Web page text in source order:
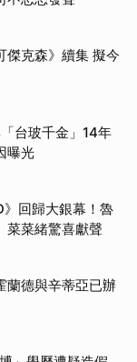
傑克森》續集 擬今
台玻千金」14年
曝光
》回歸大銀幕！魯
菜緒驚喜獻聲
蘭德與辛蒂亞已辦